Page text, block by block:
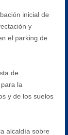
inicial de
y
el parking de
de
la
y de los suelos
alcaldía sobre